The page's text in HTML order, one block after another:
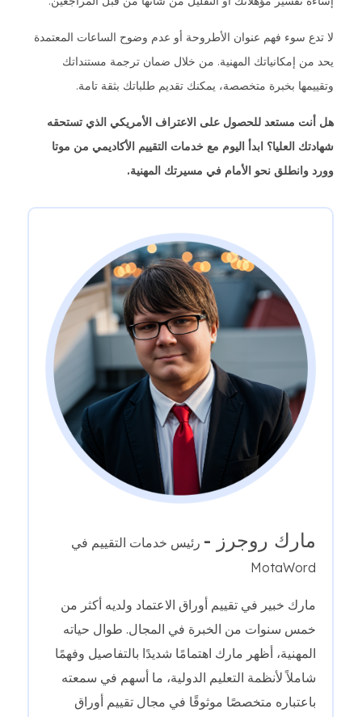
لا تدع سوء فهم عنوان الأطروحة أو عدم وضوح الساعات المعتمدة
يحد من إمكانياتك المهنية. من خلال ضمان ترجمة مستنداتك
وتقييمها بخبرة متخصصة، يمكنك تقديم طلباتك بثقة تامة.
هل أنت مستعد للحصول على الاعتراف الأمريكي الذي تستحقه
شهادتك العليا؟ ابدأ اليوم مع خدمات التقييم الأكاديمي من موتا
وورد وانطلق نحو الأمام في مسيرتك المهنية.
مارك روجرز - رئيس خدمات التقييم في
MotaWord
مارك خبير في تقييم أوراق الاعتماد ولديه أكثر من
خمس سنوات من الخبرة في المجال. طوال حياته
المهنية، أظهر مارك اهتمامًا شديدًا بالتفاصيل وفهمًا
شاملاً لأنظمة التعليم الدولية، ما أسهم في سمعته
باعتباره متخصصًا موثوقًا في مجال تقييم أوراق